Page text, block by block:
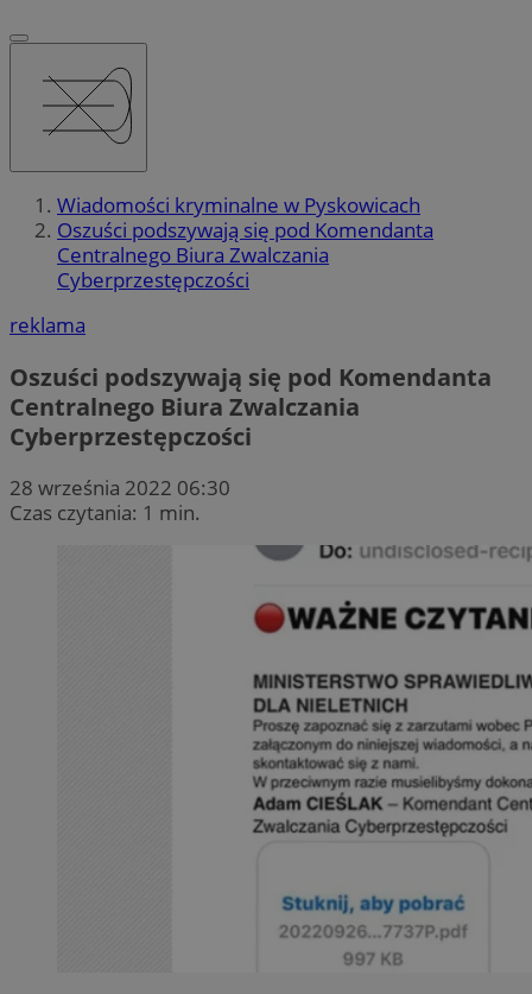
Wiadomości kryminalne w Pyskowicach
Oszuści podszywają się pod Komendanta
Centralnego Biura Zwalczania
Cyberprzestępczości
reklama
Oszuści podszywają się pod Komendanta
Centralnego Biura Zwalczania
Cyberprzestępczości
28 września 2022 06:30
Czas czytania: 1 min.